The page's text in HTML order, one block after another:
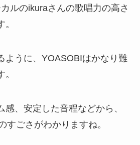
ルのikuraさんの歌唱力の高さ
ように、YOASOBIはかなり難
感、安定した音程などから、
すごさがわかりますね。